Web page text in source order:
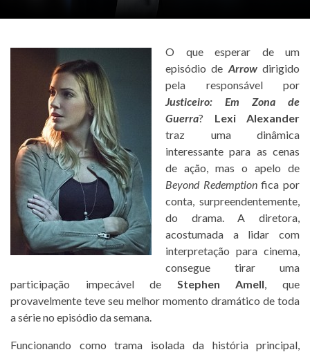
O que esperar de um
episódio de Arrowdirigido
pela responsável por
Justiceiro: Em Zona de
Guerra? Lexi Alexander
traz uma dinâmica
interessante para as cenas
de ação, mas o apelo de
Beyond Redemptionfica por
conta, surpreendentemente,
do drama. A diretora,
acostumada a lidar com
interpretação para cinema,
consegue tirar uma
participação impecável de Stephen Amell, que
provavelmente teve seu melhor momento dramático de toda
a série no episódio da semana.
Funcionando como trama isolada da história principal,